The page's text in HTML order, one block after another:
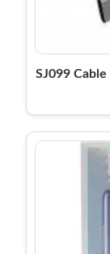
SJ099 Cable de Datos USB A a Tipo C 1M Amarillo